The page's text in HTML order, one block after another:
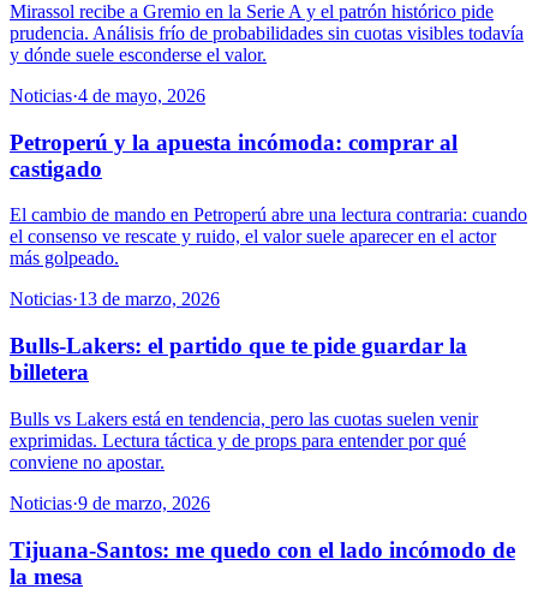
Mirassol recibe a Gremio en la Serie A y el patrón histórico pide
prudencia. Análisis frío de probabilidades sin cuotas visibles todavía
y dónde suele esconderse el valor.
Noticias·4 de mayo, 2026
Petroperú y la apuesta incómoda: comprar al
castigado
El cambio de mando en Petroperú abre una lectura contraria: cuando
el consenso ve rescate y ruido, el valor suele aparecer en el actor
más golpeado.
Noticias·13 de marzo, 2026
Bulls-Lakers: el partido que te pide guardar la
billetera
Bulls vs Lakers está en tendencia, pero las cuotas suelen venir
exprimidas. Lectura táctica y de props para entender por qué
conviene no apostar.
Noticias·9 de marzo, 2026
Tijuana-Santos: me quedo con el lado incómodo de
la mesa